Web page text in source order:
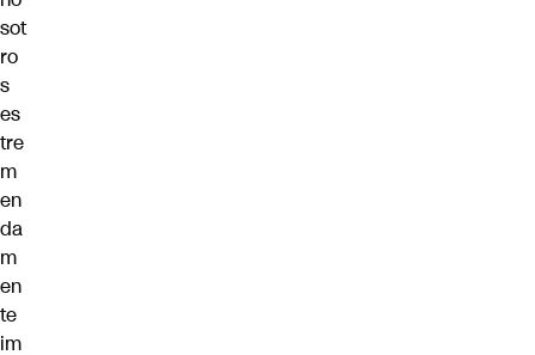
sot
ro
s
es
tre
m
en
da
m
en
te
im